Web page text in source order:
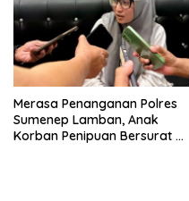
Merasa Penanganan Polres
Sumenep Lamban, Anak
Korban Penipuan Bersurat ke